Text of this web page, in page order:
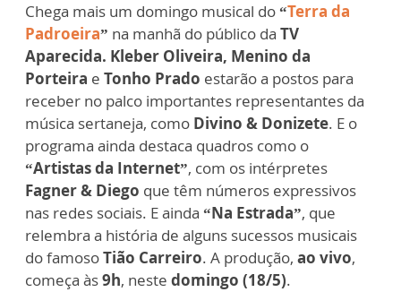
Chega mais um domingo musical do“Terra da
Padroeira” na manhã do público da TV
Aparecida. Kleber Oliveira, Menino da
Porteira e Tonho Prado estarão a postos para
receber no palco importantes representantes da
música sertaneja, como Divino & Donizete. E o
programa ainda destaca quadros como o
“Artistas da Internet”, com os intérpretes
Fagner & Diego que têm números expressivos
nas redes sociais. E ainda “Na Estrada”, que
relembra a história de alguns sucessos musicais
do famosoTião Carreiro. A produção, ao vivo,
começa às9h, neste domingo (18/5).